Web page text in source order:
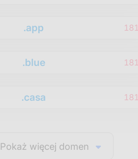
.app
.blue
.casa
Pokaż więcej domen